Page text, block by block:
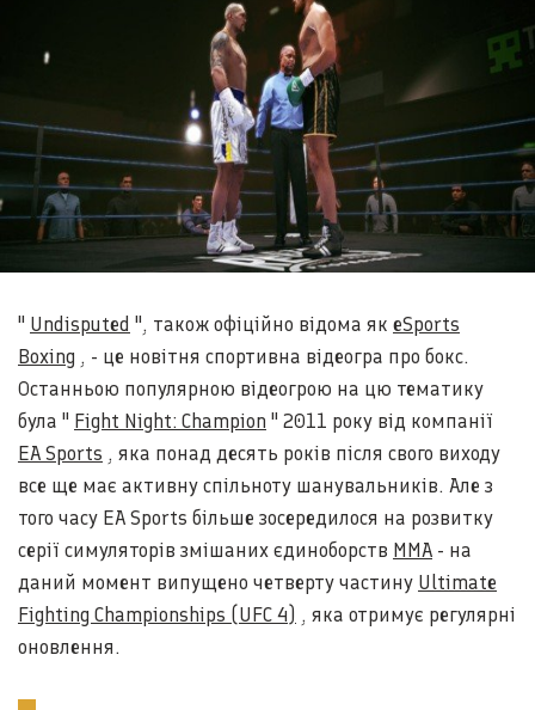
" Undisputed ", також офіційно відома як eSports
Boxing , - це новітня спортивна відеогра про бокс.
Останньою популярною відеогрою на цю тематику
була " Fight Night: Champion " 2011 року від компанії
EA Sports , яка понад десять років після свого виходу
все ще має активну спільноту шанувальників. Але з
того часу EA Sports більше зосередилося на розвитку
серії симуляторів змішаних єдиноборств MMA - на
даний момент випущено четверту частину Ultimate
Fighting Championships (UFC 4) , яка отримує регулярні
оновлення.